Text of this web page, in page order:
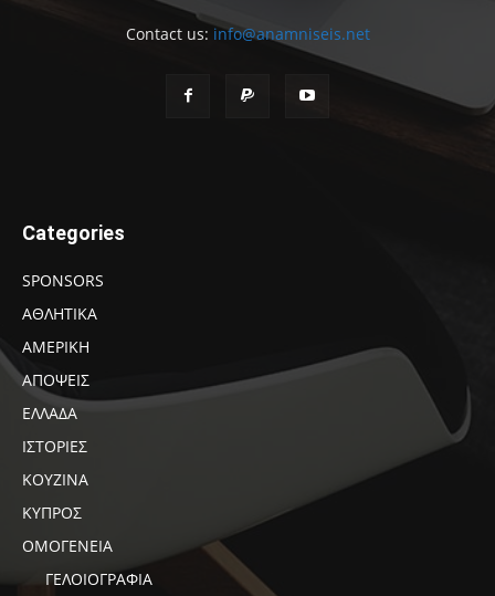
Contact us: info@anamniseis.net
Categories
SPONSORS
ΑΘΛΗΤΙΚΑ
ΑΜΕΡΙΚΗ
ΑΠΟΨΕΙΣ
ΕΛΛΑΔΑ
ΙΣΤΟΡΙΕΣ
ΚΟΥΖΙΝΑ
ΚΥΠΡΟΣ
ΟΜΟΓΕΝΕΙΑ
ΓΕΛΟΙΟΓΡΑΦΙΑ